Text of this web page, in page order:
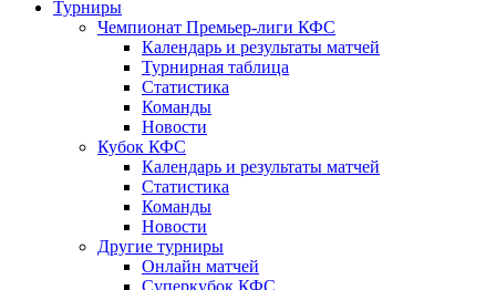
Турниры
Чемпионат Премьер-лиги КФС
Календарь и результаты матчей
Турнирная таблица
Статистика
Команды
Новости
Кубок КФС
Календарь и результаты матчей
Статистика
Команды
Новости
Другие турниры
Онлайн матчей
Суперкубок КФС